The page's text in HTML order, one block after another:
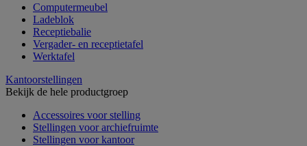
Computermeubel
Ladeblok
Receptiebalie
Vergader- en receptietafel
Werktafel
Kantoorstellingen
Bekijk de hele productgroep
Accessoires voor stelling
Stellingen voor archiefruimte
Stellingen voor kantoor